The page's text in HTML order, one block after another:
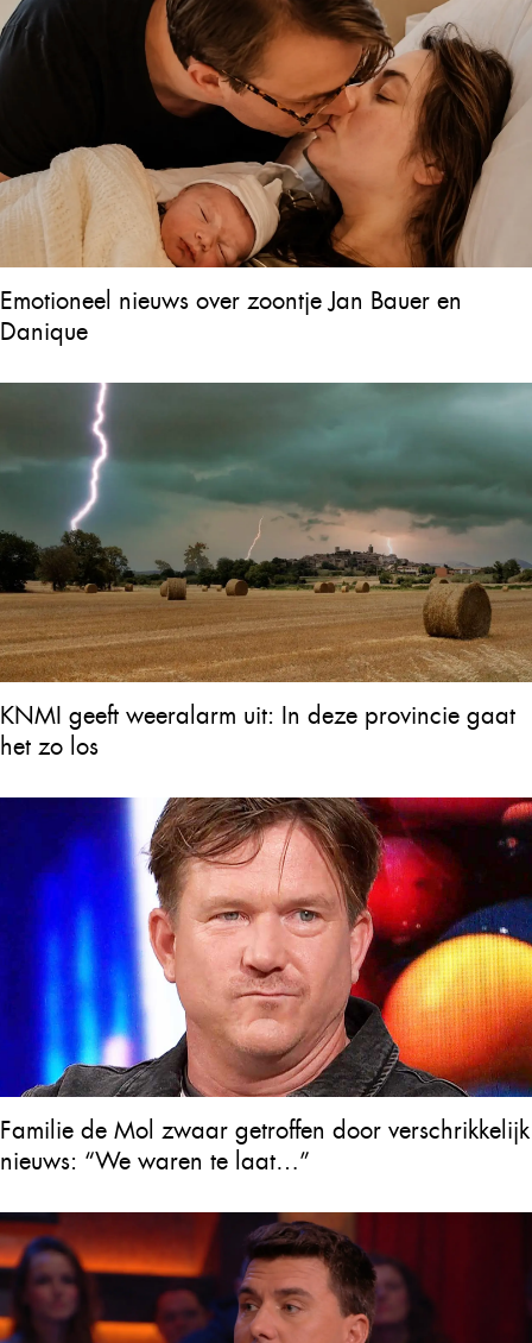
Emotioneel nieuws over zoontje Jan Bauer en
Danique
KNMI geeft weeralarm uit: In deze provincie gaat
het zo los
Familie de Mol zwaar getroffen door verschrikkelijk
nieuws: “We waren te laat…”